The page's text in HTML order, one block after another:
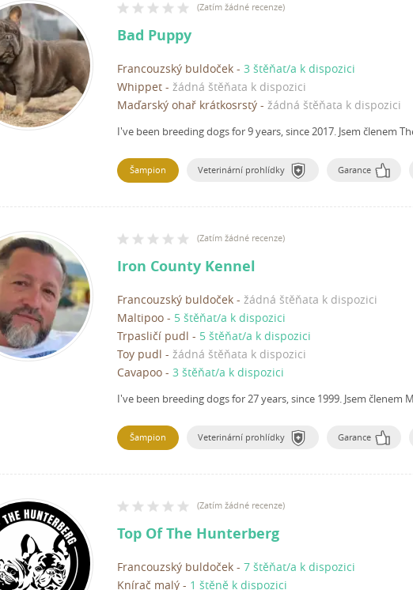
(Zatím žádné recenze)
Bad Puppy
Francouzský buldoček - 3 štěňat/a k dispozici
Whippet - žádná štěňata k dispozici
Maďarský ohař krátkosrstý - žádná štěňata k dispozici
I've been breeding dogs for 9 years, since 2017. Jsem členem
Šampion Veterinární prohlídky Garance
(Zatím žádné recenze)
Iron County Kennel
Francouzský buldoček - žádná štěňata k dispozici
Maltipoo - 5 štěňat/a k dispozici
Trpasličí pudl - 5 štěňat/a k dispozici
Toy pudl - žádná štěňata k dispozici
Cavapoo - 3 štěňat/a k dispozici
I've been breeding dogs for 27 years, since 1999. Jsem členem
Šampion Veterinární prohlídky Garance
(Zatím žádné recenze)
Top Of The Hunterberg
Francouzský buldoček - 7 štěňat/a k dispozici
Knírač malý - 1 štěně k dispozici